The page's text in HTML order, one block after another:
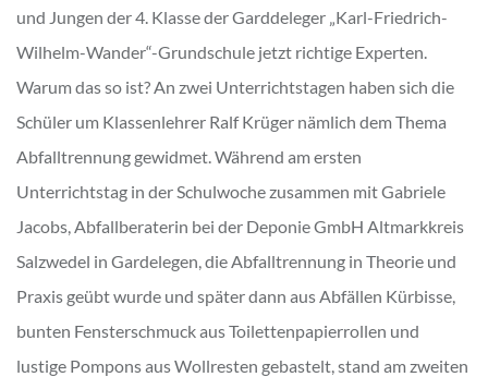
und Jungen der 4. Klasse der Garddeleger „Karl-Friedrich-
Wilhelm-Wander“-Grundschule jetzt richtige Experten.
Warum das so ist? An zwei Unterrichtstagen haben sich die
Schüler um Klassenlehrer Ralf Krüger nämlich dem Thema
Abfalltrennung gewidmet. Während am ersten
Unterrichtstag in der Schulwoche zusammen mit Gabriele
Jacobs, Abfallberaterin bei der Deponie GmbH Altmarkkreis
Salzwedel in Gardelegen, die Abfalltrennung in Theorie und
Praxis geübt wurde und später dann aus Abfällen Kürbisse,
bunten Fensterschmuck aus Toilettenpapierrollen und
lustige Pompons aus Wollresten gebastelt, stand am zweiten